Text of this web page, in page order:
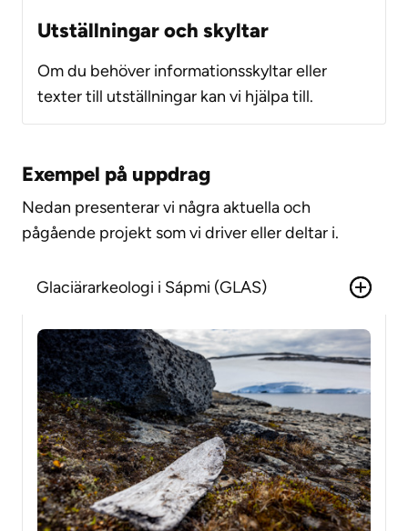
Utställningar och skyltar
Om du behöver informationsskyltar eller
texter till utställningar kan vi hjälpa till.
Exempel på uppdrag
Nedan presenterar vi några aktuella och
pågående projekt som vi driver eller deltar i.
Glaciärarkeologi i Sápmi (GLAS)